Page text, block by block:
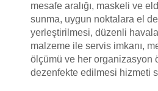
mesafe aralığı, maskeli ve
sunma, uygun noktalara el
yerleştirilmesi, düzenli
malzeme ile servis imkanı,
ölçümü ve her organizasyon
dezenfekte edilmesi hizmeti